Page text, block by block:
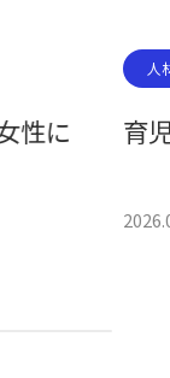
性に
人
育